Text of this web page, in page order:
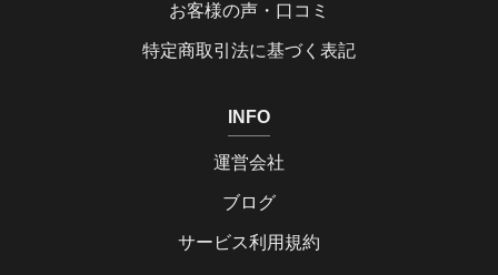
お客様の声・口コミ
特定商取引法に基づく表記
INFO
運営会社
ブログ
サービス利用規約